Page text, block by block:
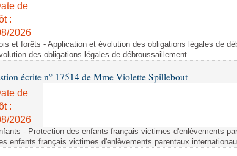
de
:
2026
et forêts - Application et évolution des obligations légales de
des obligations légales de débroussaillement
écrite n° 17514 de Mme Violette Spillebout
de
:
2026
- Protection des enfants français victimes d'enlèvements
enfants français victimes d'enlèvements parentaux